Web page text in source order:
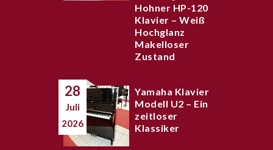
Hohner HP-120
Klavier – Weiß
Hochglanz
Makelloser
Zustand
28
Juli
2026
Yamaha Klavier
Modell U2 – Ein
zeitloser
Klassiker